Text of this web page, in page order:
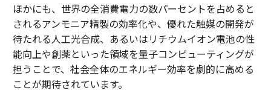
ほかにも、世界の全消費電力の数パーセントを占めると
されるアンモニア精製の効率化や、優れた触媒の開発が
待たれる人工光合成、あるいはリチウムイオン電池の性
能向上や創薬といった領域を量子コンピューティングが
担うことで、社会全体のエネルギー効率を劇的に高める
ことが期待されています。